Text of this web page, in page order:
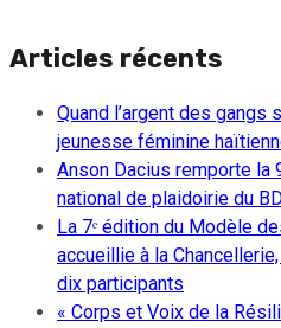
Articles récents
Quand l’argent des gangs
jeunesse féminine
Anson Dacius remporte la
national de plaidoirie du
La 7ᵉ édition du Modèle
accueillie à la
dix participants
« Corps et Voix de la